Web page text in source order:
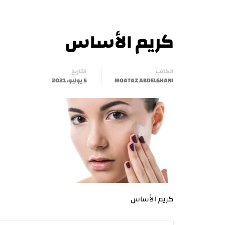
كريم الأساس
الكاتب
MOATAZ ABDELGHANI
التاريخ
5 يوليو، 2021
كريم الأساس